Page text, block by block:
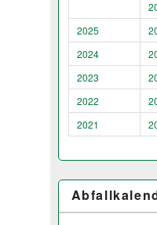
2025
2024
2023
2022
2021